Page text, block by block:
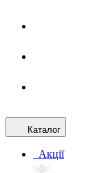
Каталог
Акції